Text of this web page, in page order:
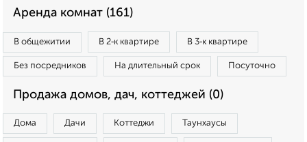
Аренда комнат (161)
В общежитии В 2‑к квартире В 3‑к квартире
Без посредников На длительный срок Посуточно
Продажа домов, дач, коттеджей (0)
Дома Дачи Коттеджи Таунхаусы